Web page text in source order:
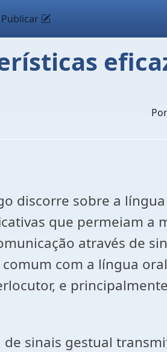
Publicar
Por
discorre sobre a
que permeiam a
através de
com a língua
e
de sinais gestual